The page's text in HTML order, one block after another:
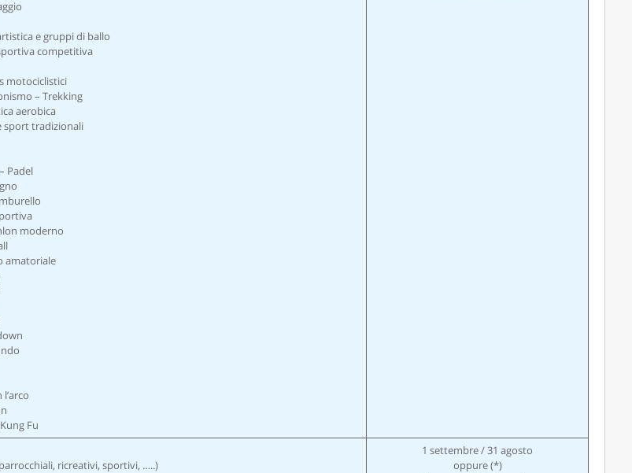
e gruppi di ballo
competitiva
motociclistici
– Trekking
aerobica
sport tradizionali
Padel
moderno
amatoriale
l’arco
Fu
ricreativi, sportivi, …..)
1 settembre / 31 agosto
oppure (*)